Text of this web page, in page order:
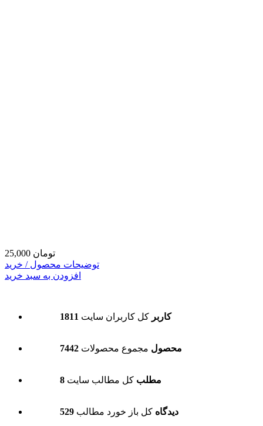
25,000 تومان
توضیحات محصول / خرید
افزودن به سبد خرید
1811 کاربر کل کاربران سایت
7442 محصول مجموع محصولات
8 مطلب کل مطالب سایت
529 دیدگاه کل باز خورد مطالب